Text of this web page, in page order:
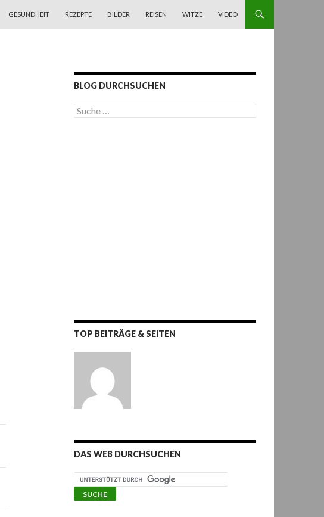
GESUNDHEIT REZEPTE BILDER REISEN WITZE VIDEO
BLOG DURCHSUCHEN
S
u
TOP BEITRÄGE & SEITEN
DAS WEB DURCHSUCHEN